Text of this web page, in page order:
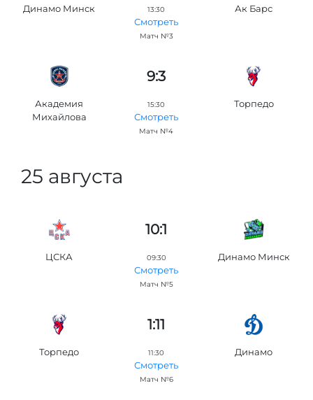
Динамо Минск 13:30
Смотреть
Матч №3
Ак Барс
9:3
Академия
Михайлова
15:30
Смотреть
Матч №4
Торпедо
25 августа
10:1
ЦСКА 09:30
Смотреть
Матч №5
Динамо Минск
1:11
Торпедо 11:30
Смотреть
Матч №6
Динамо